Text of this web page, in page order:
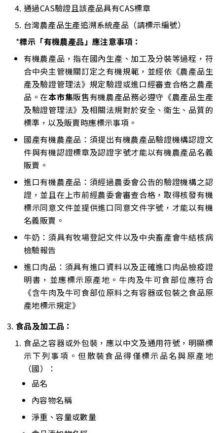
通過CAS驗證且該產品具有CAS標章
台灣農產品生產追溯系統產品（請標示編號）
*標示「有機農產品」應注意事項：
有機農產品，指在國內生產、加工及分裝等過程，符
合中央主管機關訂定之有機規範，並經依《農產品生
產及驗證管理法》規定驗證或進口經審查合格之農產
品。在本市集販售有機農產品務必遵守《農產品生產
及驗證管理法》及相關法規對於安全、衛生、品質的
標準，以及販賣時應標示事項。
國產有機農產品：須提出有機農產品驗證機構認證文
件與有機認證標章及認證字號才能以有機農產品名義
販賣。
進口有機農產品：須經過農委會公告的驗證機構之認
證，並且在上市前經農委會審查合格，取得核發有機
標示同意文件並提供進口同意文件字號，才能以有機
名義販賣。
牛奶：須具有牧場登記文件以及中央畜產會牛結核病
檢驗報告
進口肉品：須具有進口資料以及正確進口肉品檢疫證
明書，並應標示原產地。牛肉及牛可食部位應符合
《含牛肉及牛可食部位原料之有容器或包裝之食品原
產地標示規定》
食品及加工品：
食品之容器或外包裝，應以中文及通用符號，明顯標
示下列事項。但散裝食品得僅標示品名與原產地
（國）：
品名
內容物名稱
淨重、容量或數量